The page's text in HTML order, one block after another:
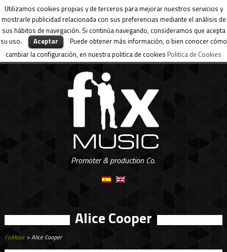
Utilizamos cookies propias y de terceros para mejorar nuestros servicios y
mostrarle publicidad relacionada con sus preferencias mediante el análisis de
sus hábitos de navegación. Si continúa navegando, consideramos que acepta
su uso.
Aceptar
Puede obtener más información, o bien conocer cómo
cambiar la configuración, en nuestra politica de cookies Politica de Cookies
Promoter & production Co.
Alice Cooper
FixMusic> Alice Cooper